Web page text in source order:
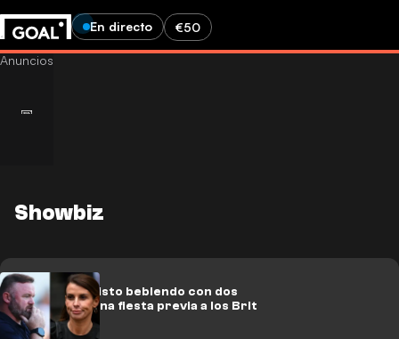
En directo €50
Showbiz
Rooney fue visto bebiendo con dos
mujeres en una fiesta previa a los Brit
Awards.